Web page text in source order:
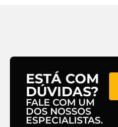
ESTÁ COM
DÚVIDAS?
FALE COM UM
DOS NOSSOS
ESPECIALISTAS.